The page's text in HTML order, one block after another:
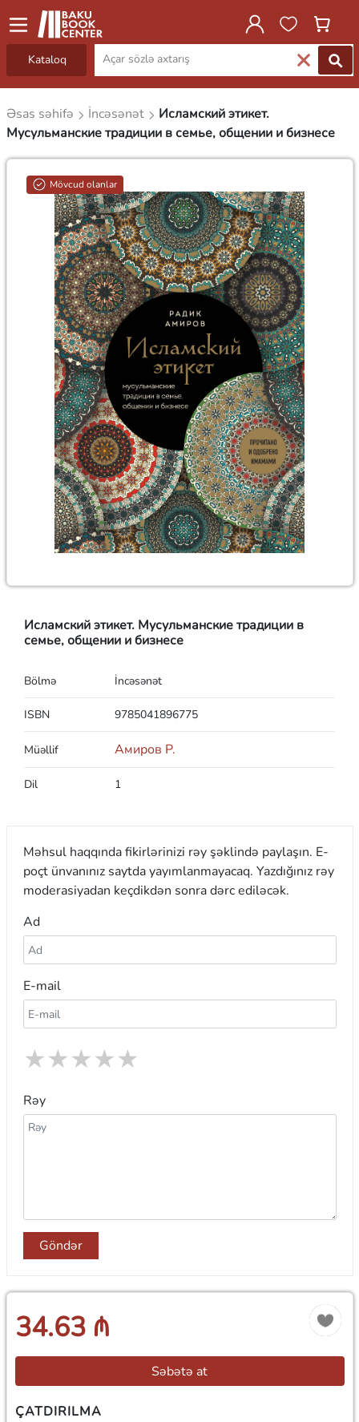
Kataloq
Əsas səhifə İncəsənət
Исламский этикет.
Мусульманские традиции в семье, общении и бизнесе
Mövcud olanlar
Исламский этикет. Мусульманские традиции в
семье, общении и бизнесе
Bölmə İncəsənət
ISBN 9785041896775
Müəllif Амиров Р.
Dil 1
Məhsul haqqında fikirlərinizi rəy şəklində paylaşın. E-
poçt ünvanınız saytda yayımlanmayacaq. Yazdığınız rəy
moderasiyadan keçdikdən sonra dərc ediləcək.
Ad
E-mail
★
★
★
★
★
Rəy
Göndər
34.63 ₼
Səbətə at
ÇATDIRILMA